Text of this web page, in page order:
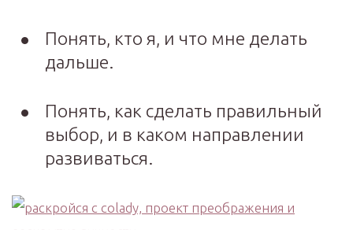
Понять, кто я, и что мне делать
дальше.
Понять, как сделать правильный
выбор, и в каком направлении
развиваться.